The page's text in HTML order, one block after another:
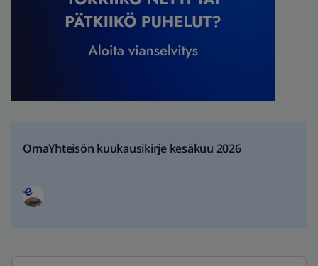
OmaYhteisön kuukausikirje kesäkuu 2026